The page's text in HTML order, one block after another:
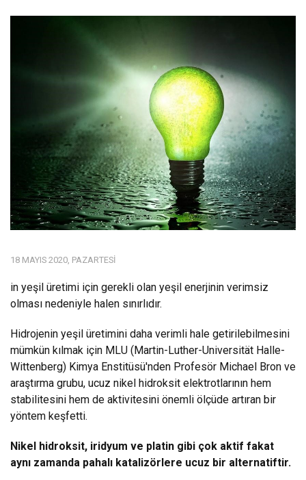
18 MAYIS 2020, PAZARTESI
in yeşil üretimi için gerekli olan yeşil enerjinin verimsiz
olması nedeniyle halen sınırlıdır.
Hidrojenin yeşil üretimini daha verimli hale getirilebilmesini
mümkün kılmak için MLU (Martin-Luther-Universität Halle-
Wittenberg) Kimya Enstitüsü'nden Profesör Michael Bron ve
araştırma grubu, ucuz nikel hidroksit elektrotlarının hem
stabilitesini hem de aktivitesini önemli ölçüde artıran bir
yöntem keşfetti.
Nikel hidroksit, iridyum ve platin gibi çok aktif fakat
aynı zamanda pahalı katalizörlere ucuz bir alternatiftir.